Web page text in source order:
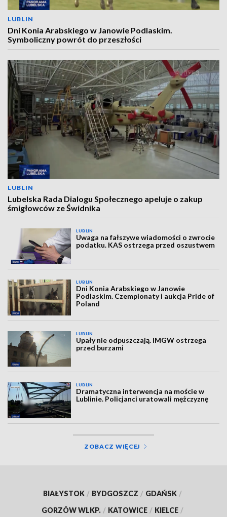
LUBLIN
Dni Konia Arabskiego w Janowie Podlaskim.
Symboliczny powrót do przeszłości
LUBLIN
Lubelska Rada Dialogu Społecznego apeluje o zakup
śmigłowców ze Świdnika
LUBLIN
Uwaga na fałszywe wiadomości o zwrocie
podatku. KAS ostrzega przed oszustwem
LUBLIN
Dni Konia Arabskiego w Janowie
Podlaskim. Czempionaty i aukcja Pride of
Poland
LUBLIN
Upały nie odpuszczają. IMGW ostrzega
przed burzami
LUBLIN
Dramatyczna interwencja na moście w
Lublinie. Policjanci uratowali mężczyznę
ZOBACZ WIĘCEJ
BIAŁYSTOK / BYDGOSZCZ / GDAŃSK /
GORZÓW WLKP. / KATOWICE / KIELCE /